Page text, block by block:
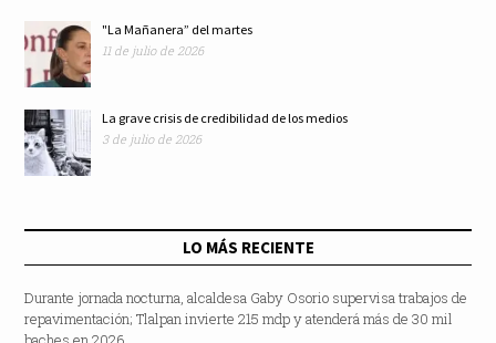
"La Mañanera” del martes
11 de julio de 2026
La grave crisis de credibilidad de los medios
3 de julio de 2026
LO MÁS RECIENTE
Durante jornada nocturna, alcaldesa Gaby Osorio supervisa trabajos de
repavimentación; Tlalpan invierte 215 mdp y atenderá más de 30 mil